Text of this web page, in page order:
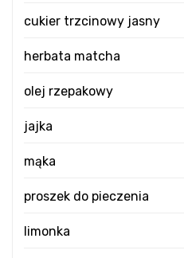
cukier trzcinowy jasny
herbata matcha
olej rzepakowy
jajka
mąka
proszek do pieczenia
limonka